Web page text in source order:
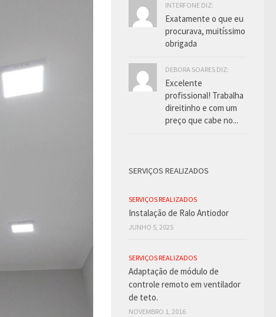
INTERFONE DIZ:
Exatamente o que eu
procurava, muitíssimo
obrigada
DEBORA SOARES DIZ:
Excelente
profissional! Trabalha
direitinho e com um
preço que cabe no...
SERVIÇOS REALIZADOS
SERVIÇOS REALIZADOS
Instalação de Ralo Antiodor
JUNHO 5, 2025
SERVIÇOS REALIZADOS
Adaptação de módulo de
controle remoto em ventilador
de teto.
NOVEMBRO 1, 2016